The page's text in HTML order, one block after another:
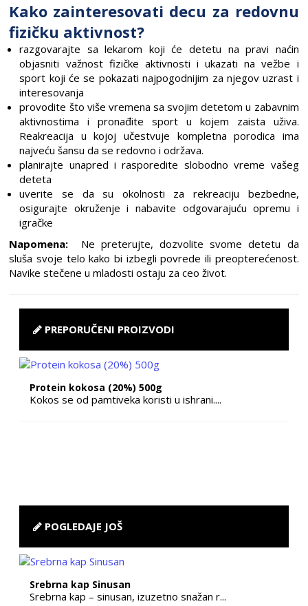
Kako zainteresovati decu za redovnu
fizičku aktivnost?
razgovarajte sa lekarom koji će detetu na pravi naćin
objasniti važnost fizičke aktivnosti i ukazati na vežbe i
sport koji će se pokazati najpogodnijim za njegov uzrast i
interesovanja
provodite što više vremena sa svojim detetom u zabavnim
aktivnostima i pronađite sport u kojem zaista uživa.
Reakreacija u kojoj učestvuje kompletna porodica ima
najveću šansu da se redovno i održava.
planirajte unapred i rasporedite slobodno vreme vašeg
deteta
uverite se da su okolnosti za rekreaciju bezbedne,
osigurajte okruženje i nabavite odgovarajuću opremu i
igračke
Napomena: Ne preterujte, dozvolite svome detetu da
sluša svoje telo kako bi izbegli povrede ili preopterećenost.
Navike stečene u mladosti ostaju za ceo život.
PREPORUČENI PROIZVODI
Protein kokosa (20%) 500g
Kokos se od pamtiveka koristi u ishrani....
POGLEDAJE JOŠ
Srebrna kap Sinusan
Srebrna kap – sinusan, izuzetno snažan r...